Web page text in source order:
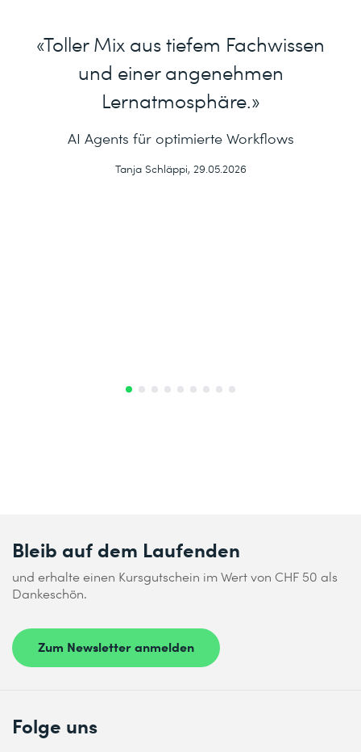
«Toller Mix aus tiefem Fachwissen
und einer angenehmen
Lernatmosphäre.»
AI Agents für optimierte Workflows
Tanja Schläppi, 29.05.2026
Bleib auf dem Laufenden
und erhalte einen Kursgutschein im Wert von CHF 50 als
Dankeschön.
Zum Newsletter anmelden
Folge uns